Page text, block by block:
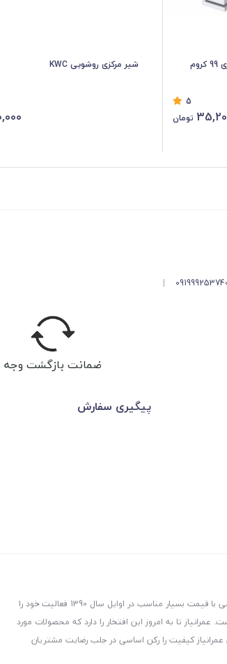
5
تومان
شیر مرکزی روشویی KWC
09199925374
|
ضمانت بازگشت وجه
پیگیری سفارش
عمرانیاز در راستای توزیع و پخش لوازم و تجهیزات ساختمانی با هدف ارسال کالاهای مورد نیاز مشتریان گرامی با قیمت بسیار مناسب در اوایل سال 1390 فعالیت خود را
است. عمرانیاز تا به امروز این افتخار را دارد که محصولات مورد
عمرانیاز کیفیت را رکن اساسی در جلب رضایت مشتریان